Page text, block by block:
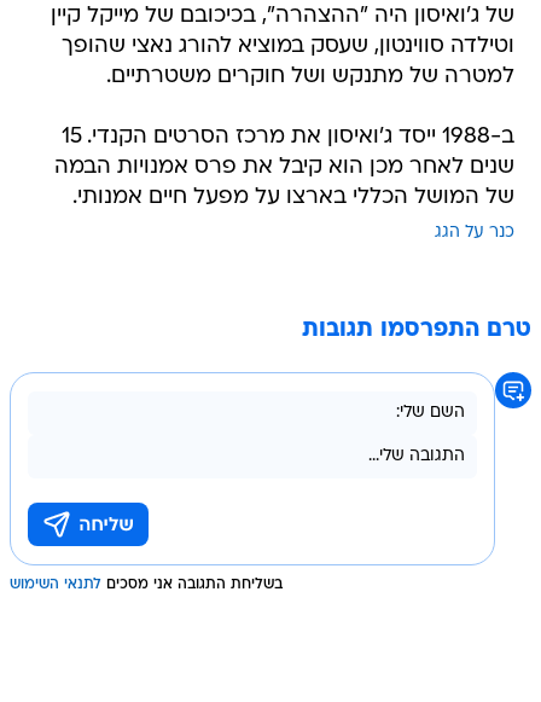
של ג'ואיסון היה "ההצהרה", בכיכובם של מייקל קיין
וטילדה סווינטון, שעסק במוציא להורג נאצי שהופך
למטרה של מתנקש ושל חוקרים משטרתיים.
ב-1988 ייסד ג'ואיסון את מרכז הסרטים הקנדי. 15
שנים לאחר מכן הוא קיבל את פרס אמנויות הבמה
של המושל הכללי בארצו על מפעל חיים אמנותי.
כנר על הגג
טרם התפרסמו תגובות
בשליחת התגובה אני מסכים לתנאי השימוש